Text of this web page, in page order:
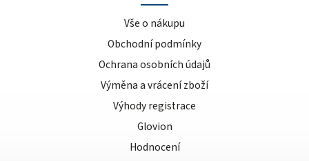
Vše o nákupu
Obchodní podmínky
Ochrana osobních údajů
Výměna a vrácení zboží
Výhody registrace
Glovion
Hodnocení